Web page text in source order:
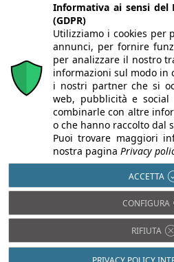
Chi siamo Autori Per la
newsletter
Infobuild è testata registrata presso
dell’8/3/2013 -
© 2000-2026 Infoweb srl - P.IVA
riservati |
Informativa ai sensi del
(GDPR)
Utilizziamo i cookies per
annunci, per fornire
per analizzare il nostro
informazioni sul modo in
i nostri partner che si
web, pubblicità e
combinarle con altre
o che hanno raccolto dal
Puoi trovare maggiori
nostra pagina Privacy
ACCETTA
CONFIGURA
RIFIUTA